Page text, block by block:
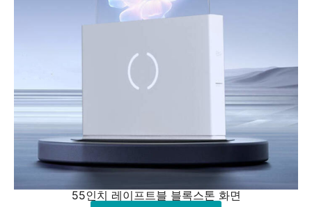
55인치 레이프트블 블록스톤 화면